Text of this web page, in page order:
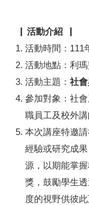
▕ 活動介紹▕
活動時間：111
活動地點：利
活動主題：社
參加對象：社
職員工及校外講
本次講座特邀
經驗或研究成
源，以期能掌
獎，鼓勵學生
度的視野供彼